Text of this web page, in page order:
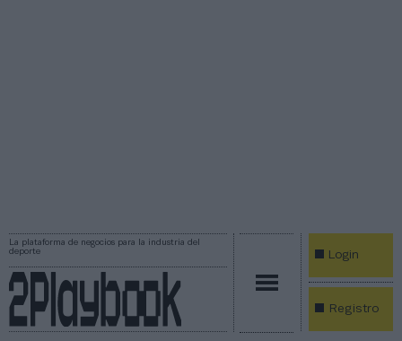
La plataforma de negocios para la industria del
deporte
Login
Registro